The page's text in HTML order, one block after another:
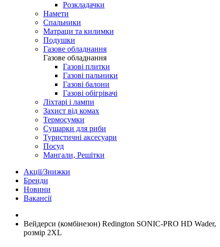
Розкладачки
Намети
Спальники
Матраци та килимки
Подушки
Газове обладнання
Газове обладнання
Газові плитки
Газові пальники
Газові балони
Газові обігрівачі
Ліхтарі і лампи
Захист від комах
Термосумки
Сушарки для риби
Туристичні аксесуари
Посуд
Мангали, Решітки
Акції/Знижки
Бренди
Новини
Вакансії
Вейдерси (комбінезон) Redington SONIC-PRO HD Wader,
розмір 2XL